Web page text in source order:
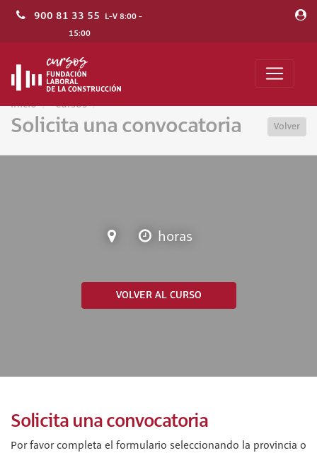
900 81 33 55 L-V 8:00 -
15:00
Inicio Cursos
Solicita una convocatoria Volver
horas
VOLVER AL CURSO
Solicita una convocatoria
Por favor completa el formulario seleccionando la provincia o